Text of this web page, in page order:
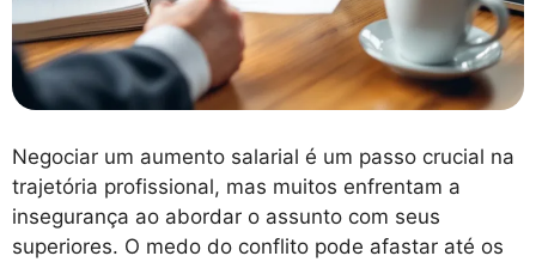
Negociar um aumento salarial é um passo crucial na
trajetória profissional, mas muitos enfrentam a
insegurança ao abordar o assunto com seus
superiores. O medo do conflito pode afastar até os